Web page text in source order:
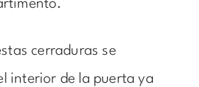
cerraduras se
interior de la puerta ya